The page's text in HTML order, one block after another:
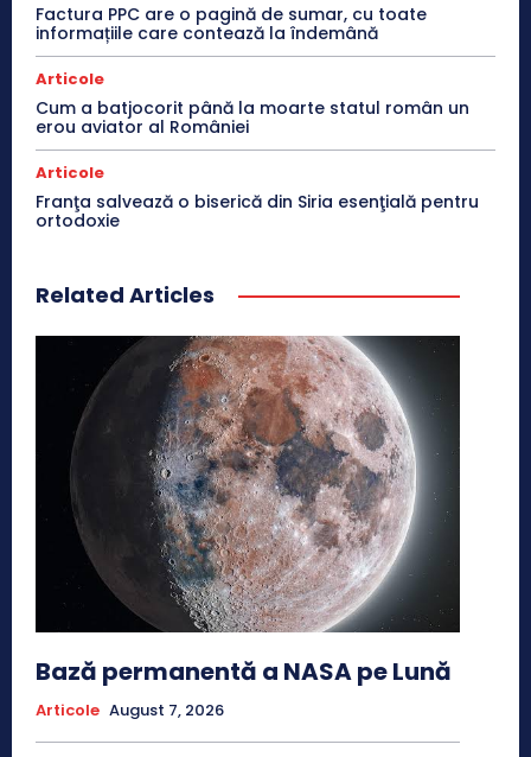
Factura PPC are o pagină de sumar, cu toate
informațiile care contează la îndemână
Articole
Cum a batjocorit până la moarte statul român un
erou aviator al României
Articole
Franţa salvează o biserică din Siria esenţială pentru
ortodoxie
Related Articles
Bază permanentă a NASA pe Lună
Articole August 7, 2026